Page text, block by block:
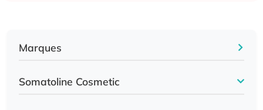
Marques
Somatoline Cosmetic